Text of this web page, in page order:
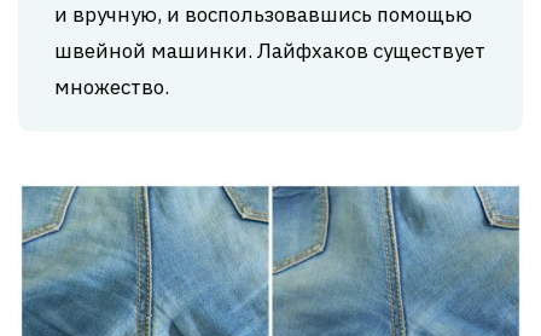
и вручную, и воспользовавшись помощью
швейной машинки. Лайфхаков существует
множество.